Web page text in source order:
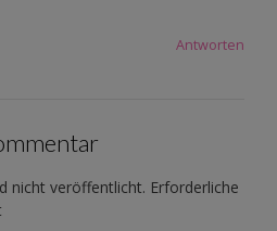
Antworten
nicht veröffentlicht. Erforderliche